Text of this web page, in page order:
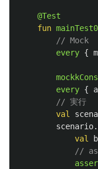
@Test
fun
// Mock
every {
every {
// 実行
val
scenario.
val
//